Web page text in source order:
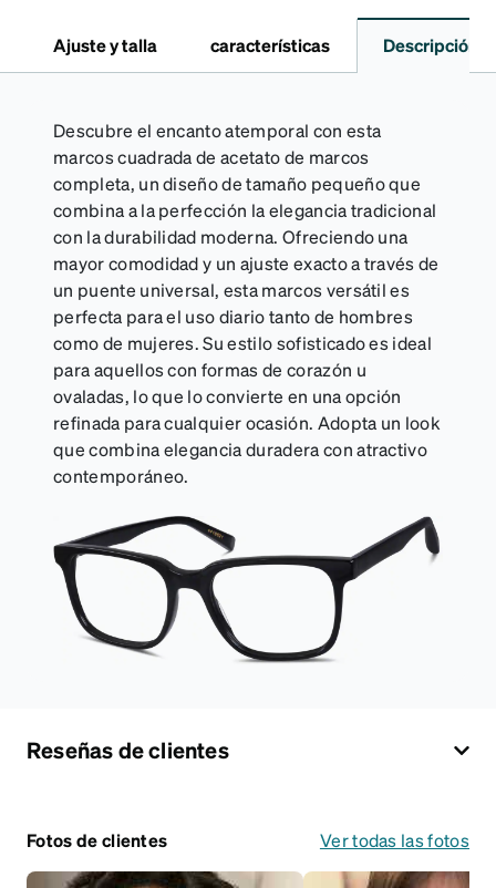
Ajuste y talla características Descripción
Descubre el encanto atemporal con esta
marcos cuadrada de acetato de marcos
completa, un diseño de tamaño pequeño que
combina a la perfección la elegancia tradicional
con la durabilidad moderna. Ofreciendo una
mayor comodidad y un ajuste exacto a través de
un puente universal, esta marcos versátil es
perfecta para el uso diario tanto de hombres
como de mujeres. Su estilo sofisticado es ideal
para aquellos con formas de corazón u
ovaladas, lo que lo convierte en una opción
refinada para cualquier ocasión. Adopta un look
que combina elegancia duradera con atractivo
contemporáneo.
Reseñas de clientes
Fotos de clientes Ver todas las fotos